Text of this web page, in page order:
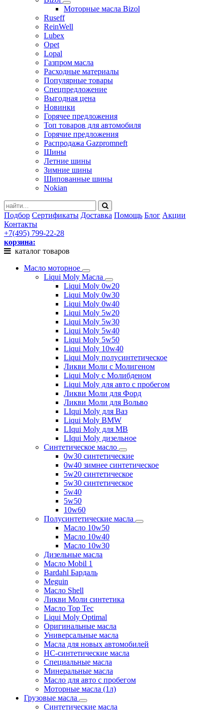
Моторные масла Bizol
Ruseff
ReinWell
Lubex
Opet
Lopal
Газпром масла
Расходные материалы
Популярные товары
Спецпредложение
Выгодная цена
Новинки
Горячее предложения
Топ товаров для автомобиля
Горячие предложения
Распродажа Gazpromneft
Шины
Летние шины
Зимние шины
Шипованные шины
Nokian
Подбор Сертификаты Доставка Помощь Блог Акции
Контакты
+7(495) 799-22-28
корзина:
каталог товаров
Масло моторное
Liqui Moly Масла
Liqui Moly 0w20
Liqui Moly 0w30
Liqui Moly 0w40
Liqui Moly 5w20
Liqui Moly 5w30
Liqui Moly 5w40
Liqui Moly 5w50
Liqui Moly 10w40
Liqui Moly полусинтетическое
Ликви Моли с Молигеном
Liqui Moly с Молибденом
Liqui Moly для авто с пробегом
Ликви Моли для Форд
Ликви Моли для Вольво
LIqui Moly для Ваз
Liqui Moly BMW
LIqui Moly для MB
LIqui Moly дизельное
Синтетическое масло
0w30 синтетические
0w40 зимнее синтетическое
5w20 синтетическое
5w30 синтетическое
5w40
5w50
10w60
Полусинтетические масла
Масло 10w50
Масло 10w40
Масло 10w30
Дизельные масла
Масло Mobil 1
Bardahl Бардаль
Meguin
Масло Shell
Ликви Моли синтетика
Масло Top Tec
Liqui Moly Optimal
Оригинальные масла
Универсальные масла
Масла для новых автомобилей
HC-синтетические масла
Специальные масла
Минеральные масла
Масло для авто с пробегом
Моторные масла (1л)
Грузовые масла
Синтетические масла